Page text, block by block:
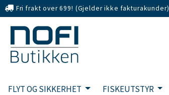
Fri frakt over 699! (Gjelder ikke fakturakunder)
FLYT OG SIKKERHET FISKEUTSTYR